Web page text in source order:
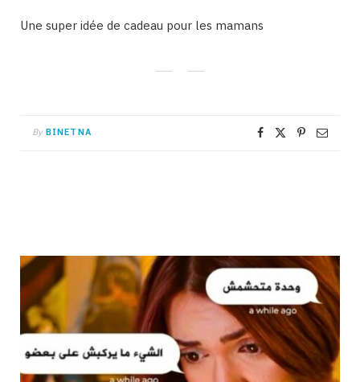
Une super idée de cadeau pour les mamans
By BINETNA